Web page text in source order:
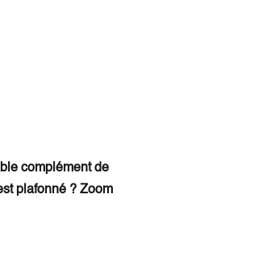
complément de
plafonné ? Zoom